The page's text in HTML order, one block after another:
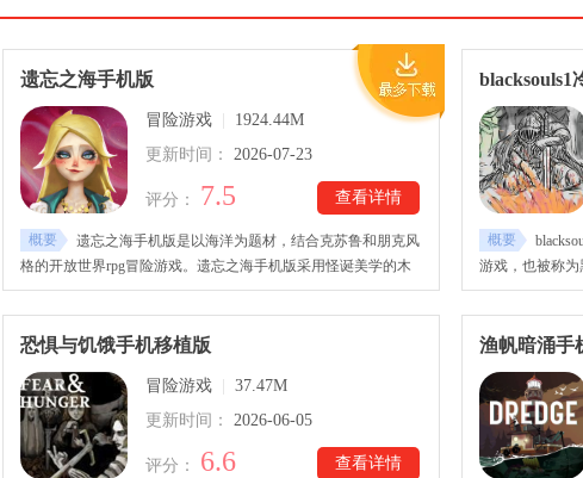
遗忘之海手机版
冒险游戏
1924.44M
更新时间：
2026-07-23
查看详情
评分： 7.5
概要
遗忘之海手机版是以海洋为题材，结合克苏鲁和朋克风
格的开放世界rpg冒险游戏。遗忘之海手机版采用怪诞美学的木
偶化美术风格，玩家将化身成为失忆木偶人水手，与同伴一起探
索广袤的海洋，展开一段航海奇遇之旅。遗忘之海手机版下载玩
家需要管理资源、经营主城，展开策略战斗。游戏采用动态天气
blacksouls1
概要
游戏，也被称为
索十二个互通
力精力，对抗每
融合了各种经典
恐惧与饥饿手机移植版
冒险游戏
37.47M
更新时间：
2026-06-05
查看详情
评分： 6.6
渔帆暗涌手